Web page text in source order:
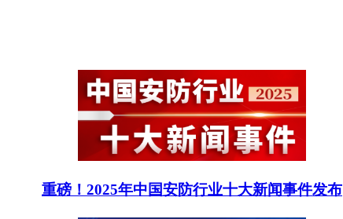
重磅！2025年中国安防行业十大新闻事件发布